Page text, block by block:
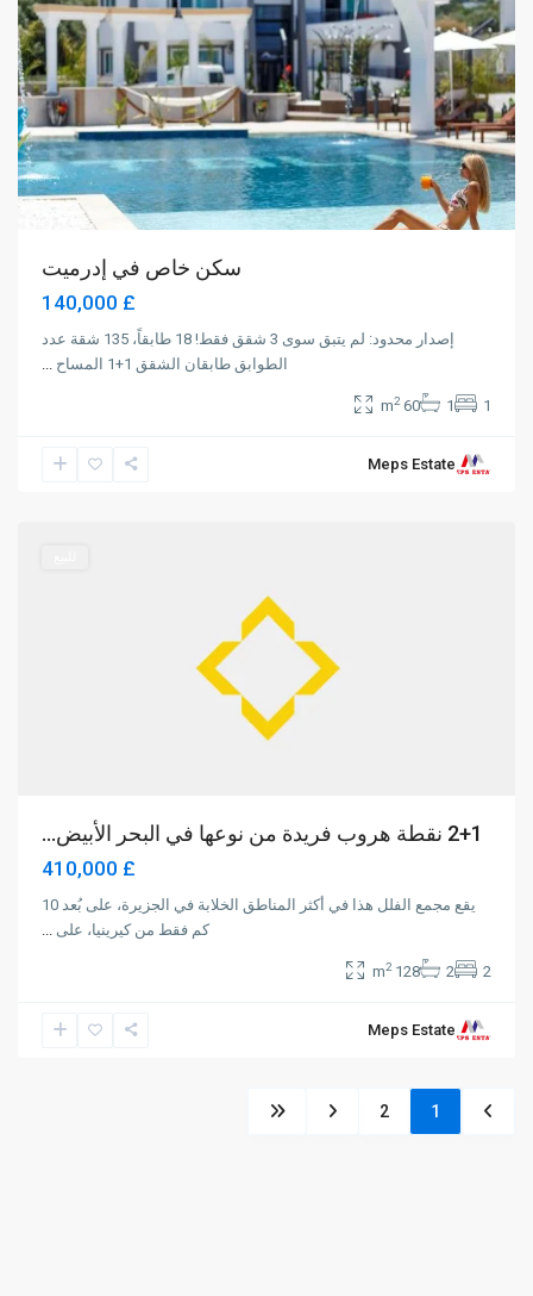
سكن خاص في إدرميت
£ 140,000
إصدار محدود: لم يتبق سوى 3 شقق فقط! 18 طابقاً، 135 شقة عدد
الطوابق طابقان الشقق 1+1 المساح
...
1
1
60 m
2
Meps EstateLapta,
2+1 نقطة هروب فريدة من نوعها في البحر الأبيض...
£ 410,000
يقع مجمع الفلل هذا في أكثر المناطق الخلابة في الجزيرة، على بُعد 10
كم فقط من كيرينيا، على ...
2
2
128 m
2
Meps Estate
1
2